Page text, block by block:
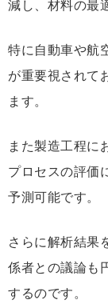
減し、材料の最
特に自動車や航
が重要視されて
ます。
また製造工程に
プロセスの評価
予測可能です。
さらに解析結果
係者との議論も
するのです。